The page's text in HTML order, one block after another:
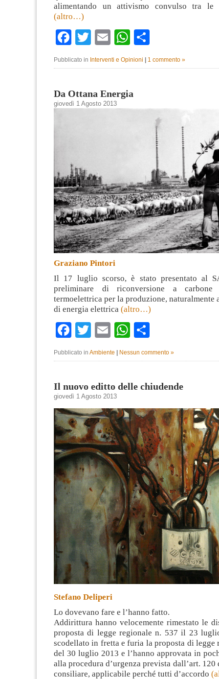
alimentando un attivismo convulso tra le
(altro…)
Facebook
TwitterEmailWhatsApp
Pubblicato in Interventi e Opinioni | 1 commento »
Da Ottana Energia
giovedì 1 Agosto 2013
Graziano Pintori
Il 17 luglio scorso, è stato presentato al
preliminare di riconversione a carbone
termoelettrica per la produzione, naturalmente
di energia elettrica (altro…)
Facebook
TwitterEmailWhatsApp
Pubblicato in Ambiente | Nessun commento »
Il nuovo editto delle chiudende
giovedì 1 Agosto 2013
Stefano Deliperi
Lo dovevano fare e l’hanno fatto.
Addirittura hanno velocemente rimestato le
proposta di legge regionale n. 537 il 23
scodellato in fretta e furia la proposta di legge
del 30 luglio 2013 e l’hanno approvata in
alla procedura d’urgenza prevista dall’art. 120
consiliare, applicabile perché tutti d’accordo